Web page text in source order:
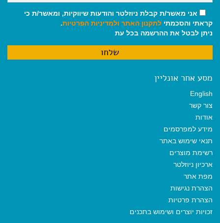
אני מאשר/ת קבלת ניוזלטר והודעות שיווקיות, ומאשר/ת כי
קראתי והסכמתי לתקנון האתר ולמדיניות הפרטיות.
ניתן לבטל את ההרשמה בכל עת
מסע אחר אונליין
English
צור קשר
אודות
מידע למפרסמים
תנאי שימוש באתר
רשימת מוצרים
ארכיון ניוזלטר
מפת אתר
הצהרת נגישות
הצהרת פרטיות
זכויות יוצרים ושימוש בתכנים